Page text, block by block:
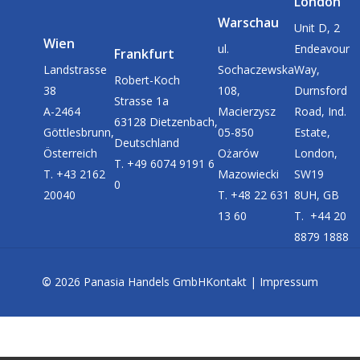
Wien
Landstrasse
38
A-2464
Göttlesbrunn,
Österreich
T. +43 2162
20040
Frankfurt
Robert-Koch
Strasse 1a
63128 Dietzenbach,
Deutschland
T. +49 6074 9191 6
0
Warschau
ul.
Sochaczewska
108,
Macierzysz
05-850
Ożarów
Mazowiecki
T. +48 22 631
13 60
Unit D, 2
Endeavour
Way,
Durnsford
Road, Ind.
Estate,
London,
SW19
8UH, GB
T. +44 20
8879 1888
© 2026 Panasia Handels GmbHKontakt| Impressum